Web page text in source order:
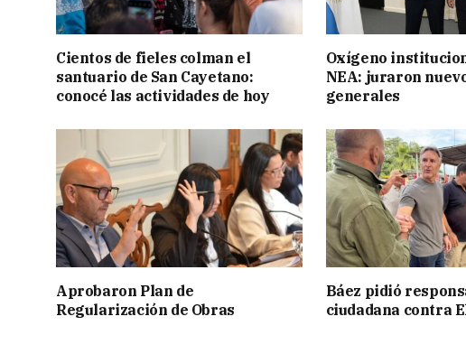
Cientos de fieles colman el
santuario de San Cayetano:
conocé las actividades de hoy
Oxígeno
NEA: juraron
generales
Aprobaron Plan de
Regularización de Obras
Báez pidió
ciudadana contra